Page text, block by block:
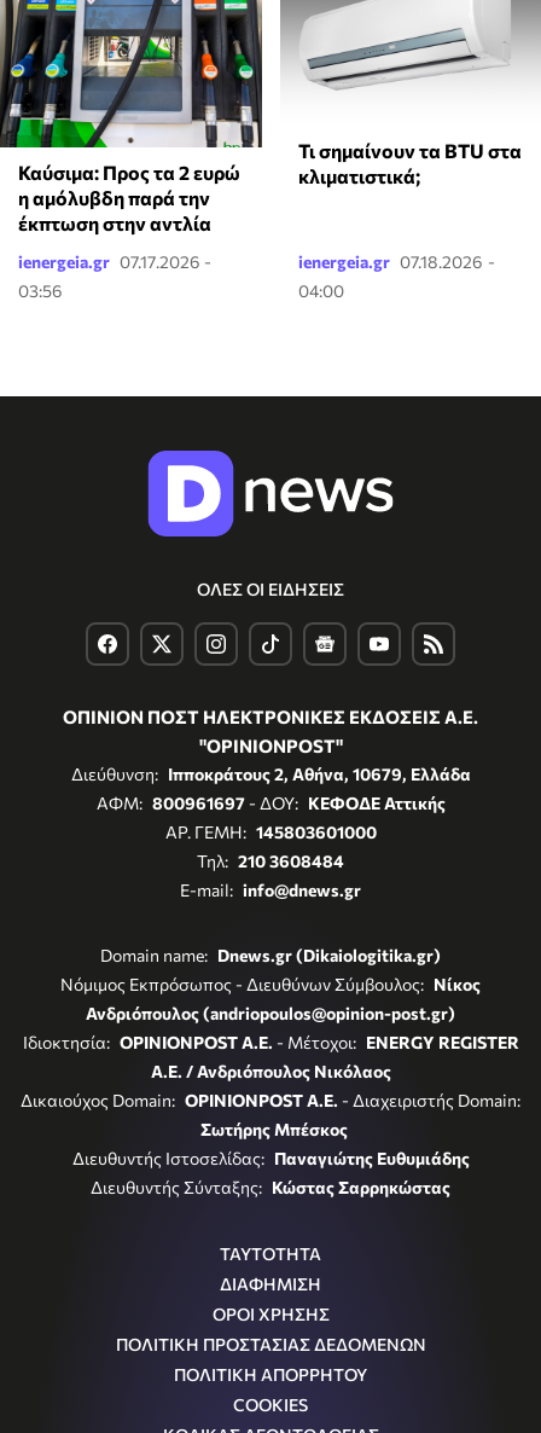
Καύσιμα: Προς τα 2 ευρώ
η αμόλυβδη παρά την
έκπτωση στην αντλία
ienergeia.gr 07.17.2026 -
03:56
Τι σημαίνουν τα BTU στα
κλιματιστικά;
ienergeia.gr 07.18.2026 -
04:00
ΟΛΕΣ ΟΙ ΕΙΔΗΣΕΙΣ
ΟΠΙΝΙΟΝ ΠΟΣΤ ΗΛΕΚΤΡΟΝΙΚΕΣ ΕΚΔΟΣΕΙΣ Α.Ε.
"OPINIONPOST"
Διεύθυνση: Ιπποκράτους 2, Αθήνα, 10679, Ελλάδα
ΑΦΜ: 800961697- ΔΟΥ: ΚΕΦΟΔΕ Αττικής
ΑΡ. ΓΕΜΗ: 145803601000
Τηλ: 210 3608484
E-mail: info@dnews.gr
Domain name: Dnews.gr (Dikaiologitika.gr)
Νόμιμος Εκπρόσωπος - Διευθύνων Σύμβουλος: Νίκος
Ανδριόπουλος (andriopoulos@opinion-post.gr)
Ιδιοκτησία: OPINIONPOST A.E. - Μέτοχοι: ENERGY REGISTER
Α.Ε. / Ανδριόπουλος Νικόλαος
Δικαιούχος Domain: OPINIONPOST A.E. - Διαχειριστής Domain:
Σωτήρης Μπέσκος
Διευθυντής Ιστοσελίδας: Παναγιώτης Ευθυμιάδης
Διευθυντής Σύνταξης: Κώστας Σαρρηκώστας
ΤΑΥΤΟΤΗΤΑ
ΔΙΑΦΗΜΙΣΗ
ΟΡΟΙ ΧΡΗΣΗΣ
ΠΟΛΙΤΙΚΗ ΠΡΟΣΤΑΣΙΑΣ ΔΕΔΟΜΕΝΩΝ
ΠΟΛΙΤΙΚΗ ΑΠΟΡΡΗΤΟΥ
COOKIES